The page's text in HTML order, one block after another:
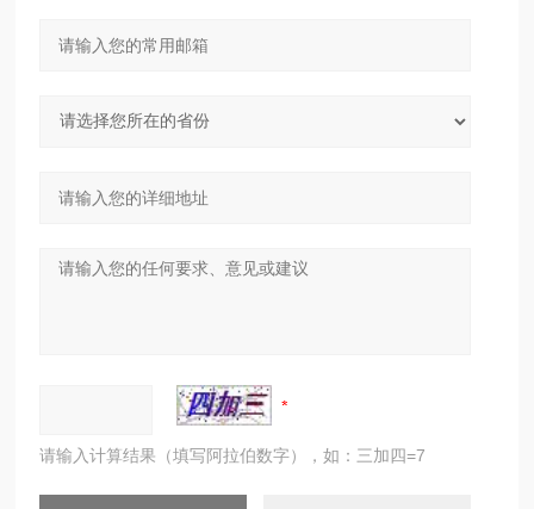
请输入计算结果（填写阿拉伯数字），如：三加四=7